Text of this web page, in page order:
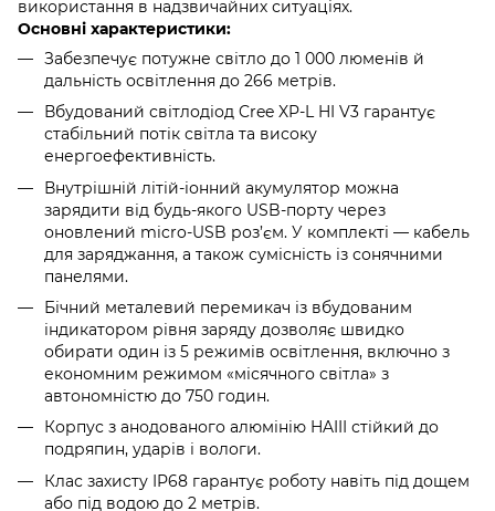
використання в надзвичайних ситуаціях.
Основні характеристики:
Забезпечує потужне світло до 1 000 люменів й
дальність освітлення до 266 метрів.
Вбудований світлодіод Cree XP-L HI V3 гарантує
стабільний потік світла та високу
енергоефективність.
Внутрішній літій-іонний акумулятор можна
зарядити від будь-якого USB-порту через
оновлений micro-USB роз’єм. У комплекті — кабель
для заряджання, а також сумісність із сонячними
панелями.
Бічний металевий перемикач із вбудованим
індикатором рівня заряду дозволяє швидко
обирати один із 5 режимів освітлення, включно з
економним режимом «місячного світла» з
автономністю до 750 годин.
Корпус з анодованого алюмінію HAIII стійкий до
подряпин, ударів і вологи.
Клас захисту IP68 гарантує роботу навіть під дощем
або під водою до 2 метрів.